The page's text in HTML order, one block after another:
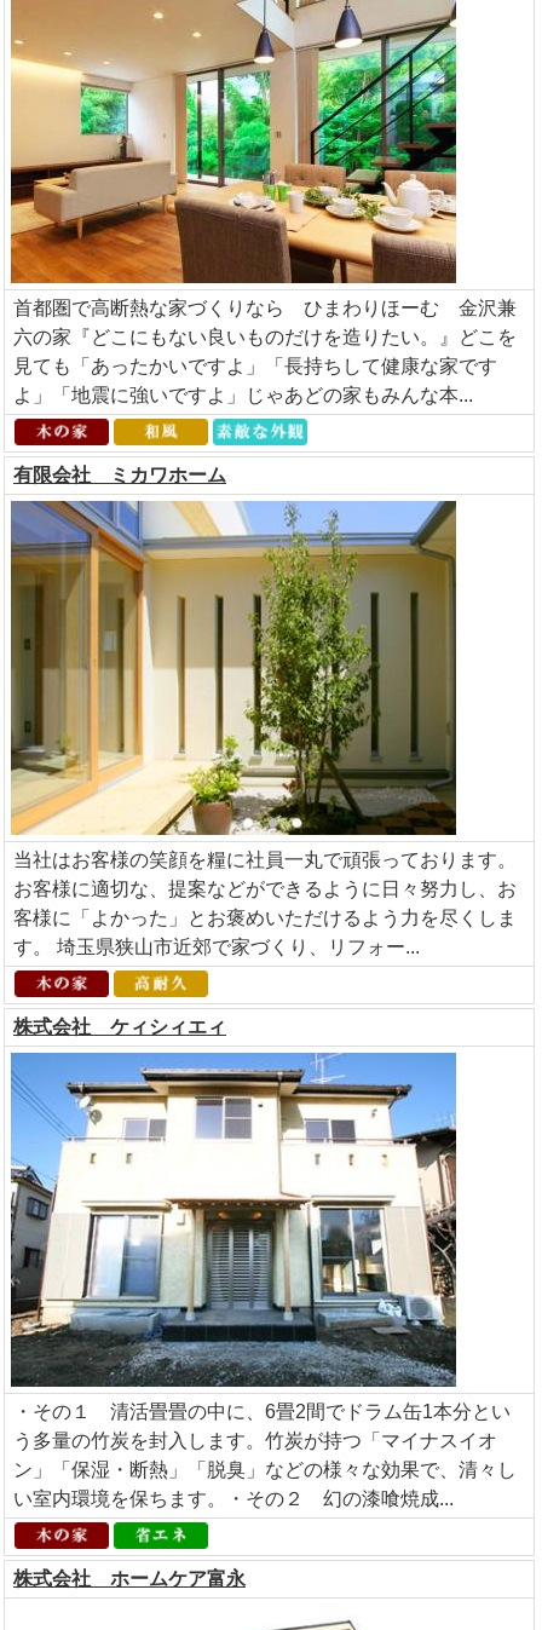
首都圏で高断熱な家づくりなら ひまわりほーむ 金沢兼
六の家『どこにもない良いものだけを造りたい。』どこを
見ても「あったかいですよ」「長持ちして健康な家です
よ」「地震に強いですよ」じゃあどの家もみんな本...
有限会社 ミカワホーム
当社はお客様の笑顔を糧に社員一丸で頑張っております。
お客様に適切な、提案などができるように日々努力し、お
客様に「よかった」とお褒めいただけるよう力を尽くしま
す。 埼玉県狭山市近郊で家づくり、リフォー...
株式会社 ケィシィエィ
・その１ 清活畳畳の中に、6畳2間でドラム缶1本分とい
う多量の竹炭を封入します。竹炭が持つ「マイナスイオ
ン」「保湿・断熱」「脱臭」などの様々な効果で、清々し
い室内環境を保ちます。・その２ 幻の漆喰焼成...
株式会社 ホームケア富永